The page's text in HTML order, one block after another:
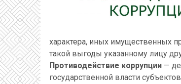
характера, иных имущественных
такой выгоды указанному лицу
Противодействие коррупции —
государственной власти